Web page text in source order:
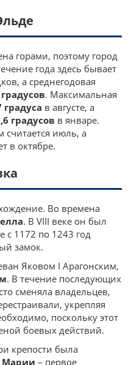
горами, поэтому город
года здесь бывает
а среднегодовая
. Максимальная
градуса в августе, а
градусов в январе.
июль, а
в октябре.
Во времена
. В VIII веке он был
с 1172 по 1243 год
замок.
Яковом I Арагонским,
. В течение последующих
сменяла владельцев,
укрепляя
поскольку этот
боевых действий.
крепости была
Марии – первое